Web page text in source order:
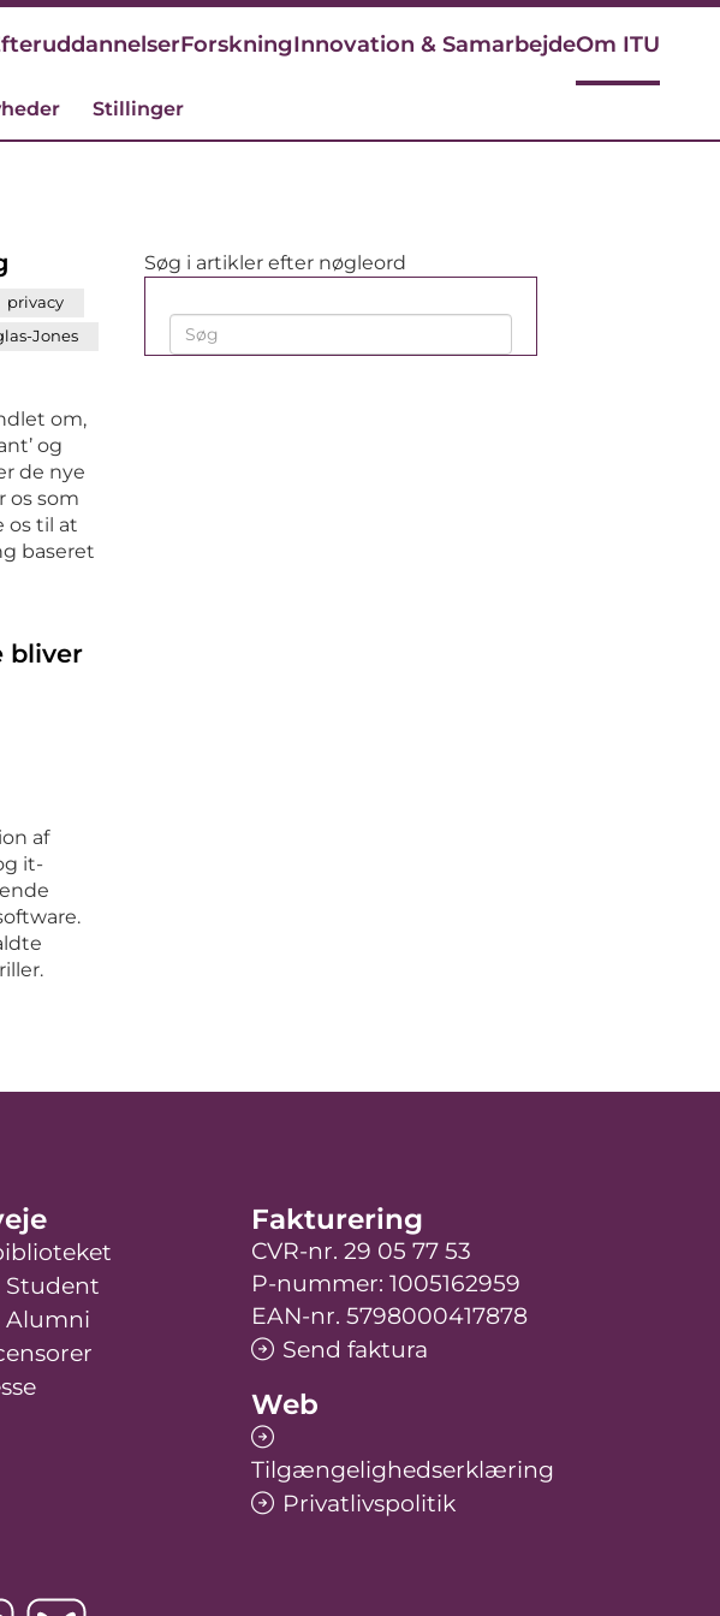
ForskningInnovation & SamarbejdeOm ITU
Stillinger
privacy
Jones
om,
og
de nye
os som
os til at
baseret
bliver
af
it-
Søg i artikler efter nøgleord
Student
Alumni
Fakturering
CVR-nr. 29 05 77 53
P-nummer: 1005162959
EAN-nr. 5798000417878
Send faktura
Web
Tilgængelighedserklæring
Privatlivspolitik